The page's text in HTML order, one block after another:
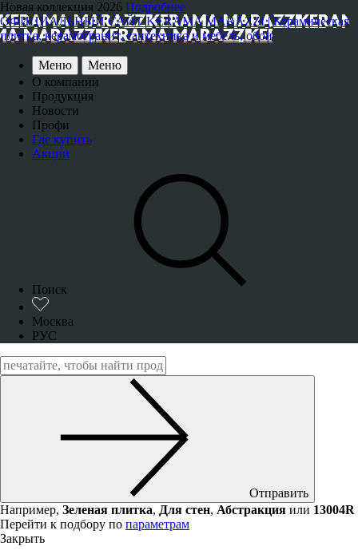
Новая коллекция 2026 Подробнее
ОФИЦИАЛЬНЫЙ САЙТ KERAMA MARAZZI | Керамическая
плитка, керамогранит, сантехника и мебель, обои
Меню
Меню
О компании
Продукция
Новости
Профи
Где купить
Акции
Поиск
Москва
РУС
Отправить
Например, Зеленая плитка, Для стен, Абстракция или 13004R
Перейти к подбору по параметрам
Закрыть